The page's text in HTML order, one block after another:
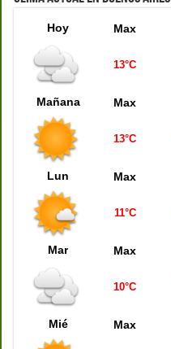
Quiniela de la Ciudad (17:30 hs)
Quiniela Santa Fe (17:30 hs)
Quiniela Córdoba (17:30 hs)
Hoy Max
13°C
Mañana Max
13°C
Lun Max
11°C
Mar Max
10°C
Mié Max